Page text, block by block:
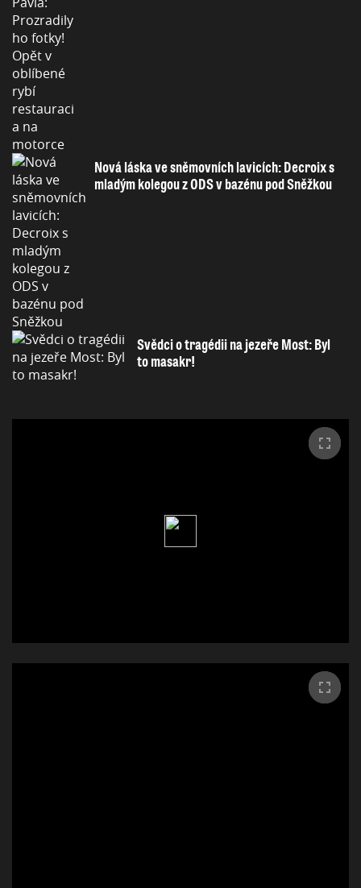
Nová láska ve sněmovních lavicích: Decroix s
mladým kolegou z ODS v bazénu pod Sněžkou
Svědci o tragédii na jezeře Most: Byl
to masakr!